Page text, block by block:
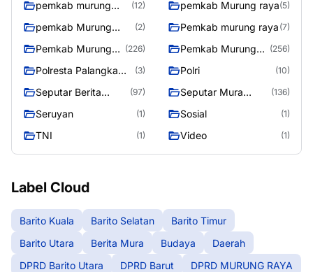
pemkab murung
(12) pemkab Murung raya(5)
pemkab Murung
(2) Pemkab murung raya (7)
Pemkab Murung
(226)
Pemkab Murung
(256)
Polresta Palangka
(3) Polri (10)
Seputar Berita
(97)
Seputar Mura
(136)
Seruyan (1) Sosial (1)
TNI (1) Video (1)
Label Cloud
Barito Kuala Barito Selatan
Barito Timur
Barito Utara
Berita Mura Budaya
Daerah
DPRD Barito Utara
DPRD Barut
DPRD MURUNG RAYA